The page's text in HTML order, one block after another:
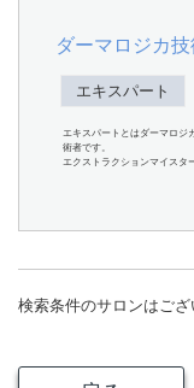
ダーマロジカ
エキスパート
エキスパートとはダーマロジ
術者です。
エクストラクションマイスタ
検索条件のサロンはござ